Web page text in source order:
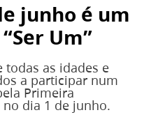
junho é um
Um”
todas as idades e
a participar num
Primeira
dia 1 de junho.